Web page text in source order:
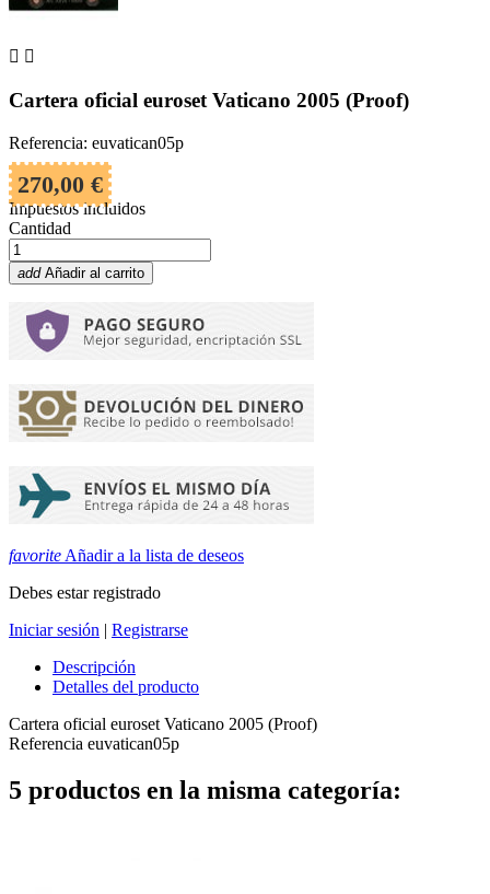
 
Cartera oficial euroset Vaticano 2005 (Proof)
Referencia: euvatican05p
270,00 €
Impuestos incluidos
Cantidad
add Añadir al carrito
favorite Añadir a la lista de deseos
Debes estar registrado
Iniciar sesión | Registrarse
Descripción
Detalles del producto
Cartera oficial euroset Vaticano 2005 (Proof)
Referencia euvatican05p
5 productos en la misma categoría: